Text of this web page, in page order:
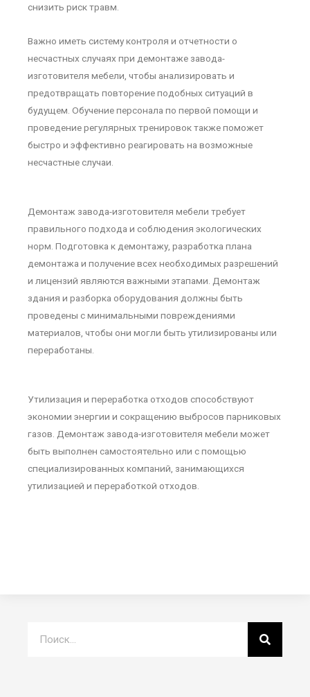
снизить риск травм.
Важно иметь систему контроля и отчетности о
несчастных случаях при демонтаже завода-
изготовителя мебели, чтобы анализировать и
предотвращать повторение подобных ситуаций в
будущем. Обучение персонала по первой помощи и
проведение регулярных тренировок также поможет
быстро и эффективно реагировать на возможные
несчастные случаи.
Демонтаж завода-изготовителя мебели требует
правильного подхода и соблюдения экологических
норм. Подготовка к демонтажу, разработка плана
демонтажа и получение всех необходимых разрешений
и лицензий являются важными этапами. Демонтаж
здания и разборка оборудования должны быть
проведены с минимальными повреждениями
материалов, чтобы они могли быть утилизированы или
переработаны.
Утилизация и переработка отходов способствуют
экономии энергии и сокращению выбросов парниковых
газов. Демонтаж завода-изготовителя мебели может
быть выполнен самостоятельно или с помощью
специализированных компаний, занимающихся
утилизацией и переработкой отходов.